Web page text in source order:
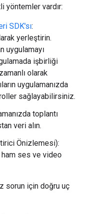
yöntemler vardır:
SDK'sı:
yerleştirin.
uygulamayı
işbirliği
olarak
uygulamanızda
sağlayabilirsiniz.
toplantı
veri alın.
Önizlemesi):
ham ses ve video
sorun için doğru uç